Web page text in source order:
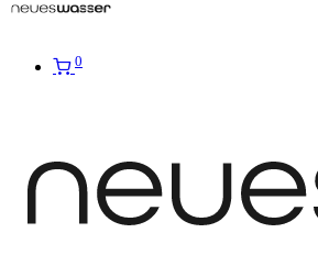
0